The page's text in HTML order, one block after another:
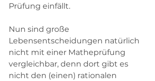
Prüfung einfällt.
Nun sind große
Lebensentscheidungen natürlich
nicht mit einer Matheprüfung
vergleichbar, denn dort gibt es
nicht den (einen) rationalen